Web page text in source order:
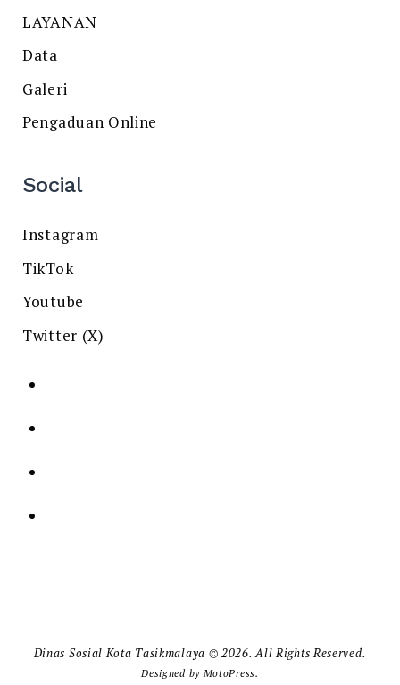
LAYANAN
Data
Galeri
Pengaduan Online
Social
Instagram
TikTok
Youtube
Twitter (X)
Dinas Sosial Kota Tasikmalaya © 2026. All Rights Reserved.
Designed by MotoPress.